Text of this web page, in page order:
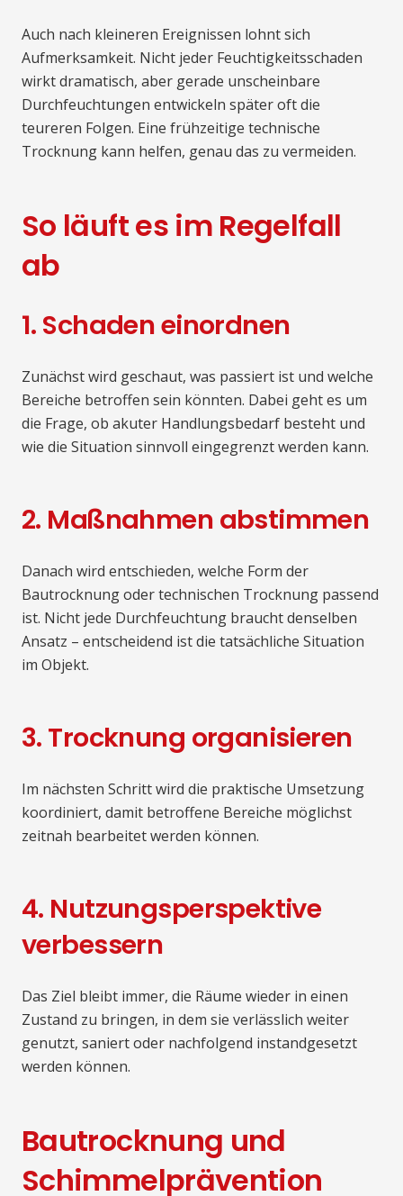
Auch nach kleineren Ereignissen lohnt sich
Aufmerksamkeit. Nicht jeder Feuchtigkeitsschaden
wirkt dramatisch, aber gerade unscheinbare
Durchfeuchtungen entwickeln später oft die
teureren Folgen. Eine frühzeitige technische
Trocknung kann helfen, genau das zu vermeiden.
So läuft es im Regelfall
ab
1. Schaden einordnen
Zunächst wird geschaut, was passiert ist und welche
Bereiche betroffen sein könnten. Dabei geht es um
die Frage, ob akuter Handlungsbedarf besteht und
wie die Situation sinnvoll eingegrenzt werden kann.
2. Maßnahmen abstimmen
Danach wird entschieden, welche Form der
Bautrocknung oder technischen Trocknung passend
ist. Nicht jede Durchfeuchtung braucht denselben
Ansatz – entscheidend ist die tatsächliche Situation
im Objekt.
3. Trocknung organisieren
Im nächsten Schritt wird die praktische Umsetzung
koordiniert, damit betroffene Bereiche möglichst
zeitnah bearbeitet werden können.
4. Nutzungsperspektive
verbessern
Das Ziel bleibt immer, die Räume wieder in einen
Zustand zu bringen, in dem sie verlässlich weiter
genutzt, saniert oder nachfolgend instandgesetzt
werden können.
Bautrocknung und
Schimmelprävention